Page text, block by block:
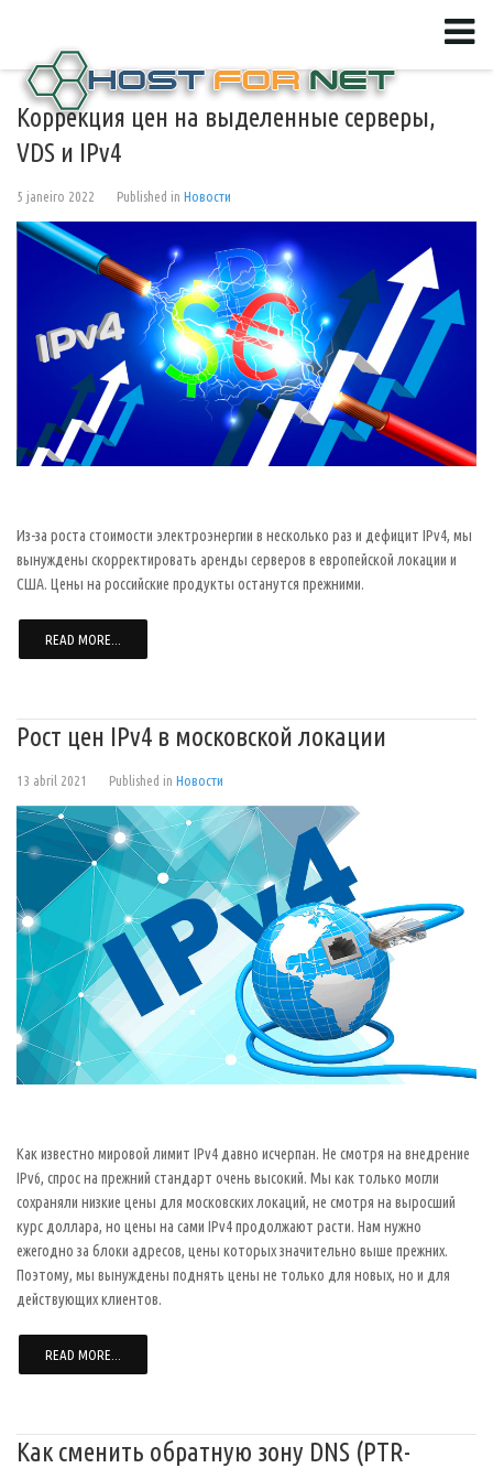
Коррекция цен на выделенные серверы,
VDS и IPv4
5 janeiro 2022 Published in Новости
Из-за роста стоимости электроэнергии в несколько раз и дефицит IPv4, мы
вынуждены скорректировать аренды серверов в европейской локации и
США. Цены на российские продукты останутся прежними.
READ MORE...
Рост цен IPv4 в московской локации
13 abril 2021 Published in Новости
Как известно мировой лимит IPv4 давно исчерпан. Не смотря на внедрение
IPv6, спрос на прежний стандарт очень высокий. Мы как только могли
сохраняли низкие цены для московских локаций, не смотря на выросший
курс доллара, но цены на сами IPv4 продолжают расти. Нам нужно
ежегодно за блоки адресов, цены которых значительно выше прежних.
Поэтому, мы вынуждены поднять цены не только для новых, но и для
действующих клиентов.
READ MORE...
Как сменить обратную зону DNS (PTR-